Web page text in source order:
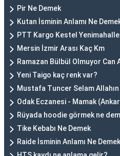
Pir Ne Demek
Kutan İsminin Anlamı Ne
PTT Kargo Kestel
Mersin İzmir Arası Kaç Km
Ramazan Bülbül Olmuyor Can
Yeni Taigo kaç renk var?
Mustafa Tuncer Selam
Odak Eczanesi - Mamak
Rüyada hoodie görmek ne
Tike Kebabı Ne Demek
Raide İsminin Anlamı Ne